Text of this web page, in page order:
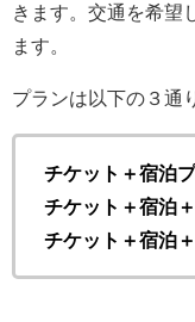
きます。交通を希望
ます。
プランは以下の３通
チケット＋宿泊
チケット＋宿泊
チケット＋宿泊